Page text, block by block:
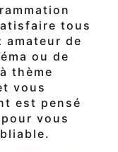
tous
amateur de
ou de
thème
vous
est pensé
vous